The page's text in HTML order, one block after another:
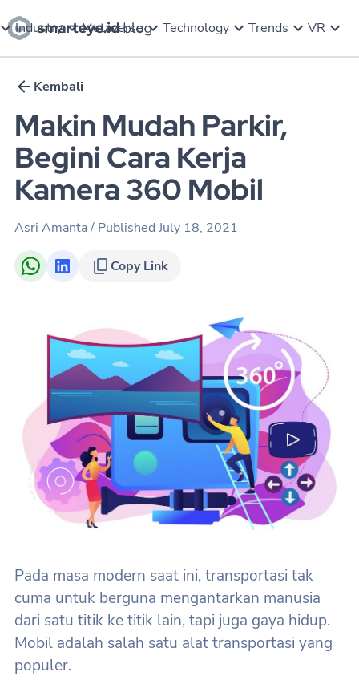
Industry Metaverse Technology Trends VR
Kembali
Makin Mudah Parkir,
Begini Cara Kerja
Kamera 360 Mobil
Asri Amanta/ Published July 18, 2021
Copy Link
Pada masa modern saat ini, transportasi tak
cuma untuk berguna mengantarkan manusia
dari satu titik ke titik lain, tapi juga gaya hidup.
Mobil adalah salah satu alat transportasi yang
populer.